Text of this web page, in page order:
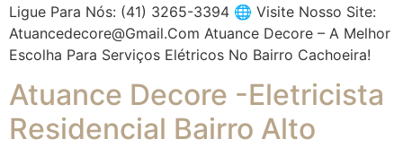
Ligue Para Nós: (41) 3265-3394 🌐 Visite Nosso Site:
Atuancedecore@gmail.com Atuance Decore – A Melhor
Escolha Para Serviços Elétricos No Bairro Cachoeira!
Atuance Decore -Eletricista
Residencial Bairro Alto